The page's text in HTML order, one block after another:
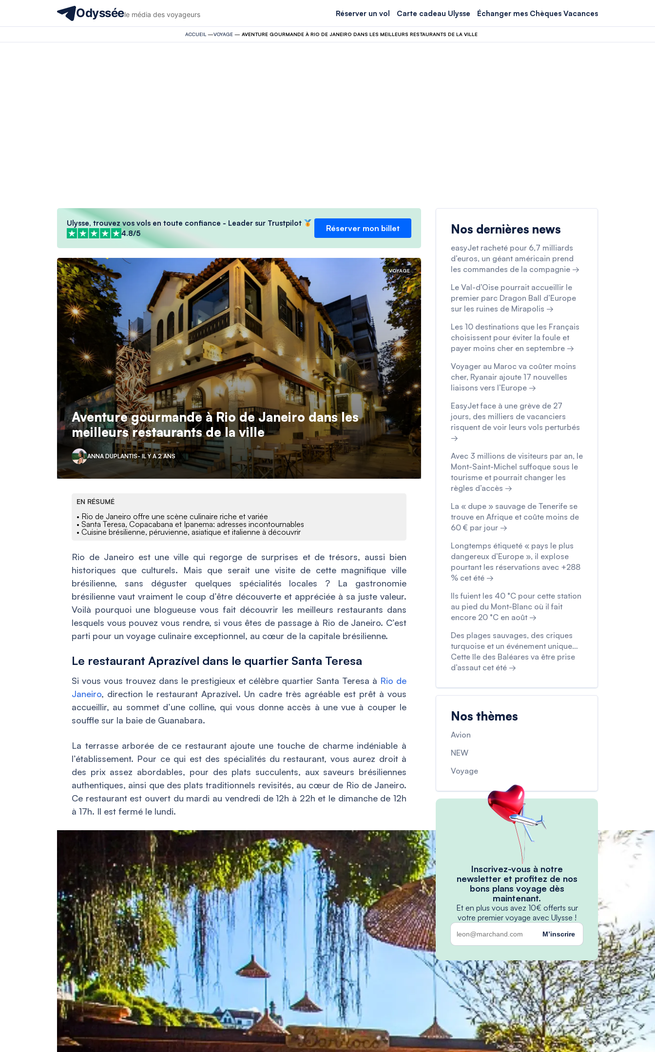
Odysséele média des voyageurs Réserver un vol Carte cadeau Ulysse Échanger mes Chèques Vacances
ACCUEIL —VOYAGE— AVENTURE GOURMANDE À RIO DE JANEIRO DANS LES MEILLEURS RESTAURANTS DE LA VILLE
Ulysse, trouvez vos vols en toute confiance - Leader sur Trustpilot
4.8/5
Réserver mon billet
VOYAGE
Aventure gourmande à Rio de Janeiro dans les
meilleurs restaurants de la ville
ANNA DUPLANTIS- IL Y A 2 ANS
EN RÉSUMÉ
• Rio de Janeiro offre une scène culinaire riche et variée
• Santa Teresa, Copacabana et Ipanema: adresses incontournables
• Cuisine brésilienne, péruvienne, asiatique et italienne à découvrir
Rio de Janeiro est une ville qui regorge de surprises et de trésors, aussi bien
historiques que culturels. Mais que serait une visite de cette magnifique ville
brésilienne, sans déguster quelques spécialités locales ? La gastronomie
brésilienne vaut vraiment le coup d’être découverte et appréciée à sa juste valeur.
Voilà pourquoi une blogueuse vous fait découvrir les meilleurs restaurants dans
lesquels vous pouvez vous rendre, si vous êtes de passage à Rio de Janeiro. C’est
parti pour un voyage culinaire exceptionnel, au cœur de la capitale brésilienne.
Le restaurant Aprazível dans le quartier Santa Teresa
Si vous vous trouvez dans le prestigieux et célèbre quartier Santa Teresa à Rio de
Janeiro, direction le restaurant Aprazível. Un cadre très agréable est prêt à vous
accueillir, au sommet d’une colline, qui vous donne accès à une vue à couper le
souffle sur la baie de Guanabara.
La terrasse arborée de ce restaurant ajoute une touche de charme indéniable à
l’établissement. Pour ce qui est des spécialités du restaurant, vous aurez droit à
des prix assez abordables, pour des plats succulents, aux saveurs brésiliennes
authentiques, ainsi que des plats traditionnels revisités, au cœur de Rio de Janeiro.
Ce restaurant est ouvert du mardi au vendredi de 12h à 22h et le dimanche de 12h
à 17h. Il est fermé le lundi.
Nos dernières news
easyJet racheté pour 6,7 milliards
d’euros, un géant américain prend
les commandes de la compagnie →
Le Val-d’Oise pourrait accueillir le
premier parc Dragon Ball d’Europe
sur les ruines de Mirapolis →
Les 10 destinations que les Français
choisissent pour éviter la foule et
payer moins cher en septembre →
Voyager au Maroc va coûter moins
cher, Ryanair ajoute 17 nouvelles
liaisons vers l’Europe →
EasyJet face à une grève de 27
jours, des milliers de vacanciers
risquent de voir leurs vols perturbés
→
Avec 3 millions de visiteurs par an, le
Mont-Saint-Michel suffoque sous le
tourisme et pourrait changer les
règles d’accès →
La « dupe » sauvage de Tenerife se
trouve en Afrique et coûte moins de
60 € par jour →
Longtemps étiqueté « pays le plus
dangereux d’Europe », il explose
pourtant les réservations avec +288
% cet été →
Ils fuient les 40 °C pour cette station
au pied du Mont-Blanc où il fait
encore 20 °C en août →
Des plages sauvages, des criques
turquoise et un événement unique…
Cette île des Baléares va être prise
d’assaut cet été →
Nos thèmes
Avion
NEW
Voyage
Inscrivez-vous à notre
newsletter et profitez de nos
bons plans voyage dès
maintenant.
Et en plus vous avez 10€ offerts sur
votre premier voyage avec Ulysse !
M’inscrire